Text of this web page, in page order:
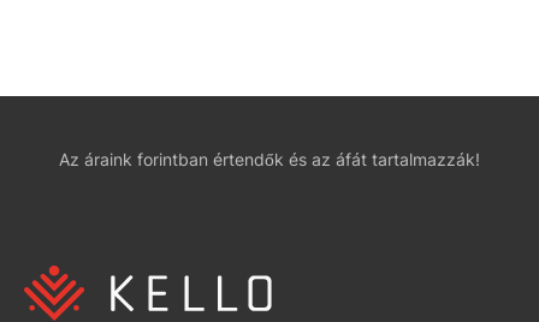
Az áraink forintban értendők és az áfát tartalmazzák!